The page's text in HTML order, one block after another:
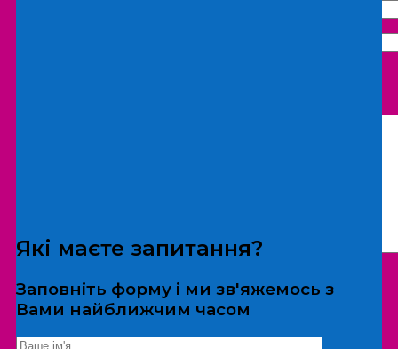
*Дані не передаються третім особам
Які маєте запитання?
Заповніть форму і ми зв'яжемось з
Вами найближчим часом